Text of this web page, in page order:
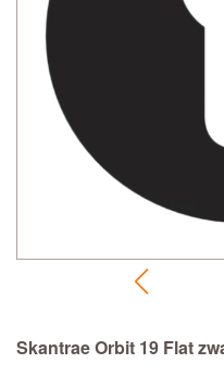
Skantrae Orbit 19 Flat